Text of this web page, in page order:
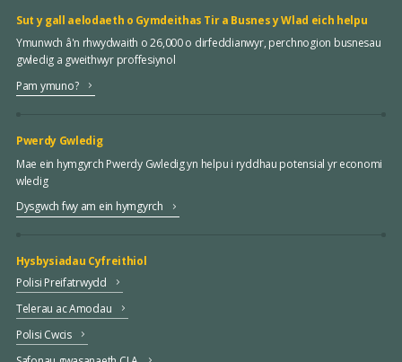
Sut y gall aelodaeth o Gymdeithas Tir a Busnes y Wlad eich helpu
Ymunwch â'n rhwydwaith o 26,000 o dirfeddianwyr, perchnogion busnesau
gwledig a gweithwyr proffesiynol
Pam ymuno?
Pwerdy Gwledig
Mae ein hymgyrch Pwerdy Gwledig yn helpu i ryddhau potensial yr economi
wledig
Dysgwch fwy am ein hymgyrch
Hysbysiadau Cyfreithiol
Polisi Preifatrwydd
Telerau ac Amodau
Polisi Cwcis